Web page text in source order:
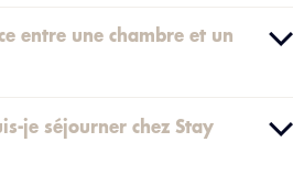
entre une chambre et un
je séjourner chez Stay